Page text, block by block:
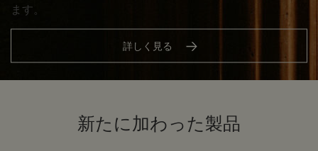
ます。
詳しく見る
新たに加わった製品